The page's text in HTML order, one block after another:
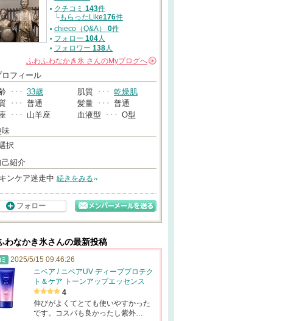
認証済
クチコミ 143件
└もらったLike176件
chieco（Q&A） 0件
フォロー 104人
フォロワー 138人
ふわふわなかき氷 さんのMyブログへ
ロフィール
･･･ 33歳 肌質 ･･･ 乾燥肌
･･･ 普通 髪量 ･･･ 普通
･･･ 山羊座 血液型 ･･･ O型
味
択
己紹介
ンケア迷走中 続きをみる
フォロー
わなかき氷さんの最新投稿
2025/5/15 09:46:26
ニベア / ニベアUV ディーププロテク
ト＆ケア トーンアップエッセンス
4
伸びがよくてとても使いやすかった
です。コスパも良かったし紫外…